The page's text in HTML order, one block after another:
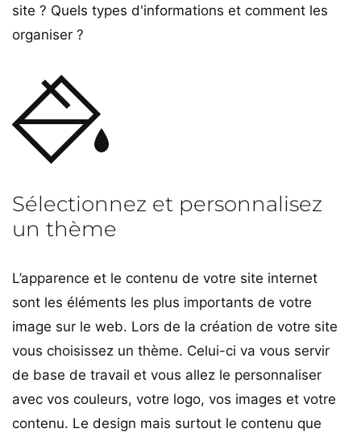
site ? Quels types d'informations et comment les
organiser ?
Sélectionnez et personnalisez
un thème
L’apparence et le contenu de votre site internet
sont les éléments les plus importants de votre
image sur le web. Lors de la création de votre site
vous choisissez un thème. Celui-ci va vous servir
de base de travail et vous allez le personnaliser
avec vos couleurs, votre logo, vos images et votre
contenu. Le design mais surtout le contenu que